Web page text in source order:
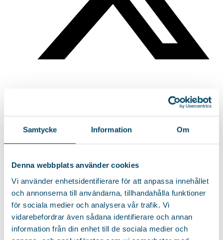
Samtycke Information Om
Denna webbplats använder cookies
Vi använder enhetsidentifierare för att anpassa innehållet
och annonserna till användarna, tillhandahålla funktioner
för sociala medier och analysera vår trafik. Vi
vidarebefordrar även sådana identifierare och annan
information från din enhet till de sociala medier och
Torkställning vägg – smarta lösningar för
räknas. Med en väggmonteradtorkställning får du en praktisk
funktionalitet. Extra smart blir det med en vägghängd torkställning,
som enkelt kan fällas undan när den inte används.
I det här inlägget går vi igenom hur du kan använda moderna
torklösningar och varför våra produkter somTorkställning Brix
Torkstativ Trio och Tvättlina Trolloär perfekta alternativ för ett